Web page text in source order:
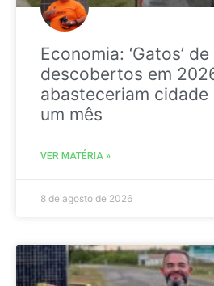
Economia: ‘Gatos’
descobertos em
abasteceriam
um mês
VER MATÉRIA »
8 de agosto de 2026